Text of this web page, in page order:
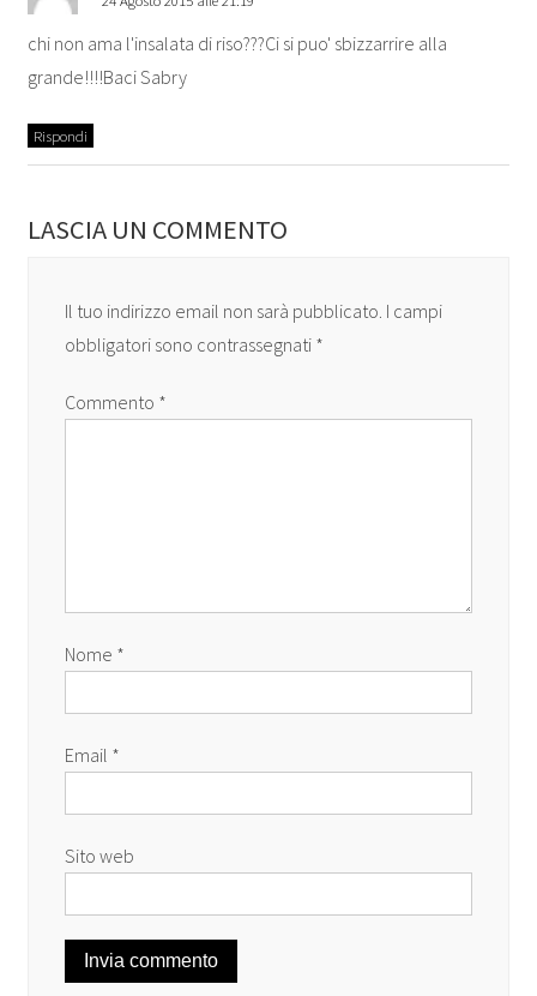
chi non ama l'insalata di riso???Ci si puo' sbizzarrire alla
grande!!!!Baci Sabry
Rispondi
LASCIA UN COMMENTO
Il tuo indirizzo email non sarà pubblicato. I campi
obbligatori sono contrassegnati *
Commento *
Nome *
Email *
Sito web